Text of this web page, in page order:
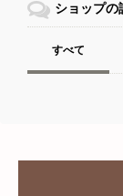
ショップの
すべて